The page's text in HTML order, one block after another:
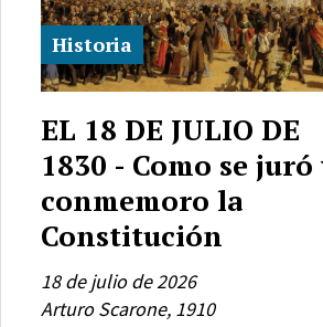
EL 18 DE JULIO DE
1830 - Como se juró
conmemoro la
Constitución
Arturo Scarone, 1910
Historia
18 de julio de 2026